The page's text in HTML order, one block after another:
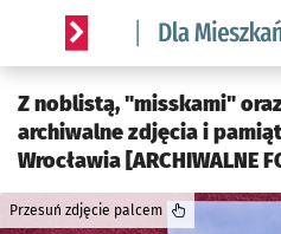
Serwis informacyjny
Z noblistą, "misskami"
archiwalne zdjęcia i
Wrocławia [ARCHIWALNE
Przesuń zdjęcie palcem